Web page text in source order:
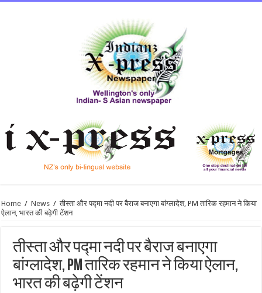
Home / News / तीस्ता और पद्मा नदी पर बैराज बनाएगा बांग्लादेश, PM तारिक रहमान ने किया
ऐलान, भारत की बढ़ेगी टेंशन
तीस्ता और पद्मा नदी पर बैराज बनाएगा
बांग्लादेश, PM तारिक रहमान ने किया ऐलान,
भारत की बढ़ेगी टेंशन